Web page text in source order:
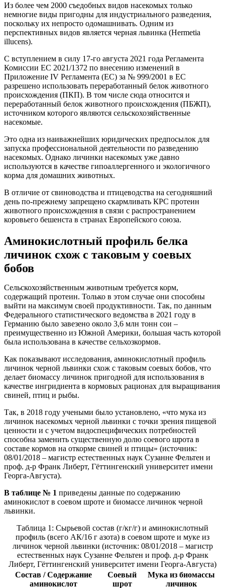
Из более чем 2000 съедобных видов насекомых только
немногие виды пригодны для индустриального разведения,
поскольку их непросто одомашнивать. Одним из
перспективных видов является черная львинка (Hermetia
illucens).
С вступлением в силу 17-го августа 2021 года Регламента
Комиссии ЕС 2021/1372 по внесению изменений в
Приложение IV Регламента (ЕС) за № 999/2001 в ЕС
разрешено использовать переработанный белок животного
происхождения (ПКП). В том числе сюда относится и
переработанный белок животного происхождения (ПБЖП),
источником которого являются сельскохозяйственные
насекомые.
Это одна из наиважнейших юридических предпосылок для
запуска профессиональной деятельности по разведению
насекомых. Однако личинки насекомых уже давно
используются в качестве гипоаллергенного и экологичного
корма для домашних животных.
В отличие от свиноводства и птицеводства на сегодняшний
день по-прежнему запрещено скармливать КРС протеин
животного происхождения в связи с распространением
коровьего бешенста в странах Европейского союза.
Аминокислотный профиль белка
личинок схож с таковым у соевых
бобов
Сельскохозяйственным животным требуется корм,
содержащий протеин. Только в этом случае они способны
выйти на максимум своей продуктивности. Так, по данным
Федерального статистического ведомства в 2021 году в
Германию было завезено около 3,6 млн тонн сои –
преимущественно из Южной Америки, большая часть которой
была использована в качестве сельхозкормов.
Как показывают исследования, аминокислотный профиль
личинок черной львинки схож с таковым соевых бобов, что
делает биомассу личинок пригодной для использования в
качестве ингридиента в кормовых рационах для выращивания
свиней, птиц и рыбы.
Так, в 2018 году учеными было установлено, «что мука из
личинок насекомых черной львинки с точки зрения пищевой
ценности и с учетом видоспецифических потребностей
способна заменить существенную долю соевого шрота в
составе кормов на откорме свиней и птицы» (источник:
08/01/2018 – магистр естественных наук Сузанне Фельтен и
проф. д-р Франк Либерт, Гёттингенский университет имени
Георга-Августа).
В таблице № 1 приведены данные по содержанию
аминокислот в соевом шроте и биомассе личинок черной
львинки.
Таблица 1: Сырьевой состав (г/кг/г) и аминокислотный
профиль (всего АК/16 г азота) в соевом шроте и муке из
личинок черной львинки (источник: 08/01/2018 – магистр
естественных наук Сузанне Фельтен и проф. д-р Франк
Либерт, Гёттингенский университет имени Георга-Августа)
Состав / Содержание
аминокислот
Соевый
шрот
Мука из биомассы
личинок